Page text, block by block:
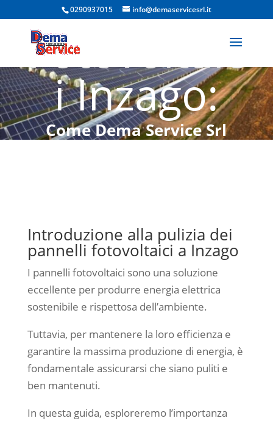
0290937015 info@demaservicesrl.it
Fotovoltaic
i Inzago:
Come Dema Service Srl
Garantisce Massima
Introduzione alla pulizia dei
pannelli fotovoltaici a Inzago
I pannelli fotovoltaici sono una soluzione
eccellente per produrre energia elettrica
sostenibile e rispettosa dell’ambiente.
Tuttavia, per mantenere la loro efficienza e
garantire la massima produzione di energia, è
fondamentale assicurarsi che siano puliti e
ben mantenuti.
In questa guida, esploreremo l’importanza